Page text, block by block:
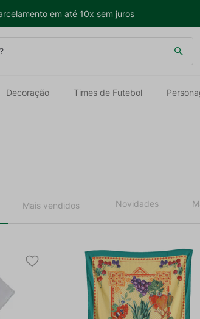
em até 10x sem juros
Decoração Times de Futebol
Mais vendidos